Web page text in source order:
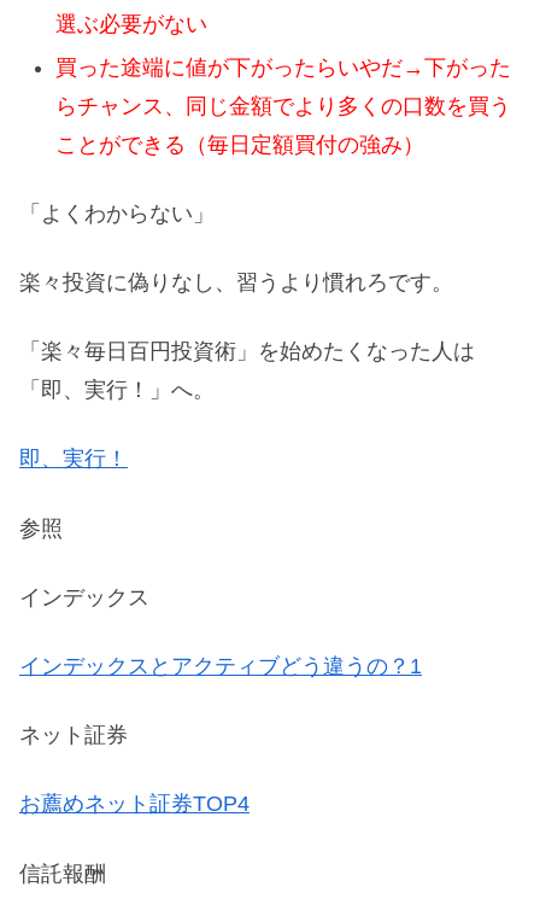
選ぶ必要がない
買った途端に値が下がったらいやだ→下がった
らチャンス、同じ金額でより多くの口数を買う
ことができる（毎日定額買付の強み）
「よくわからない」
楽々投資に偽りなし、習うより慣れろです。
「楽々毎日百円投資術」を始めたくなった人は
「即、実行！」へ。
即、実行！
参照
インデックス
インデックスとアクティブどう違うの？1
ネット証券
お薦めネット証券TOP4
信託報酬